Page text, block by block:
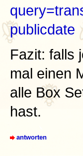
publicdate
Fazit: falls
mal einen
alle Box
hast.
antworten